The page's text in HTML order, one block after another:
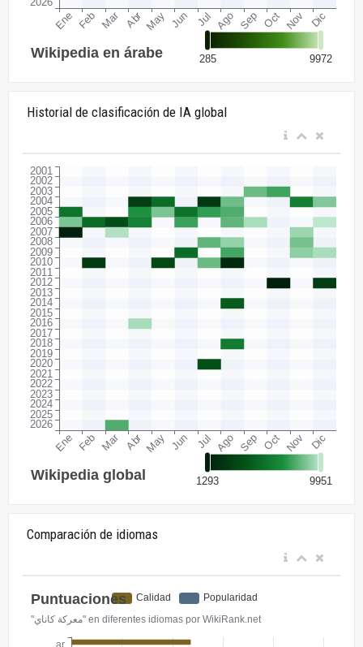
Historial de clasificación de IA global
Comparación de idiomas